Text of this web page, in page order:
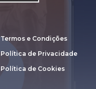
Termos e Condições
Política de Privacidade
Política de Cookies